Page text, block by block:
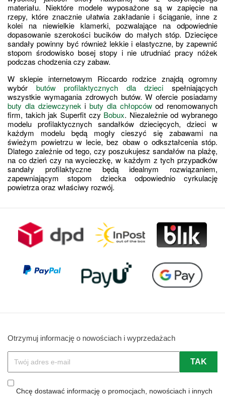
materiału. Niektóre modele wyposażone są w zapięcie na
rzepy, które znacznie ułatwia zakładanie i ściąganie, inne z
kolei na niewielkie klamerki, pozwalające na odpowiednie
dopasowanie szerokości bucików do małych stóp. Dziecięce
sandały powinny być również lekkie i elastyczne, by zapewnić
stopom środowisko bosej stopy i nie utrudniać pracy nóżek
podczas chodzenia czy zabaw.
W sklepie internetowym Riccardo rodzice znajdą ogromny
wybór butów profilaktycznych dla dzieci spełniających
buty dla dziewczynek i buty dla chłopców od renomowanych
firm, takich jak Superfit czy Bobux. Niezależnie od wybranego
modelu profilaktycznych sandałków dziecięcych, dzieci w
każdym modelu będą mogły cieszyć się zabawami na
świeżym powietrzu w lecie, bez obaw o odkształcenia stóp.
Dlatego zależnie od tego, czy poszukujesz sandałów na plażę,
na co dzień czy na wycieczkę, w każdym z tych przypadków
sandały profilaktyczne będą idealnym rozwiązaniem,
zapewniającym stopom dziecka odpowiednio cyrkulację
powietrza oraz właściwy rozwój.
Otrzymuj informację o nowościach i wyprzedażach
Chcę dostawać informację o promocjach, nowościach i innych